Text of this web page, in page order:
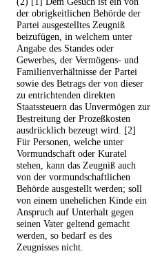
der obrigkeitlichen Behörde der
Partei ausgestelltes Zeugniß
beizufügen, in welchem unter
Angabe des Standes oder
Gewerbes, der Vermögens- und
Familienverhältnisse der Partei
sowie des Betrags der von dieser
zu entrichtenden direkten
Staatssteuern das Unvermögen zur
Bestreitung der Prozeßkosten
ausdrücklich bezeugt wird. [2]
Für Personen, welche unter
Vormundschaft oder Kuratel
stehen, kann das Zeugniß auch
von der vormundschaftlichen
Behörde ausgestellt werden; soll
von einem unehelichen Kinde ein
Anspruch auf Unterhalt gegen
seinen Vater geltend gemacht
werden, so bedarf es des
Zeugnisses nicht.